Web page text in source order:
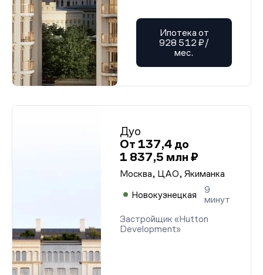
Ипотека от
928 512 ₽/
мес.
Дуо
От 137,4 до
1 837,5 млн ₽
Москва, ЦАО, Якиманка
Новокузнецкая
9
минут
Застройщик «Hutton
Development»